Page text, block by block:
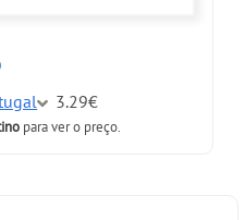
3.29€
para ver o preço.